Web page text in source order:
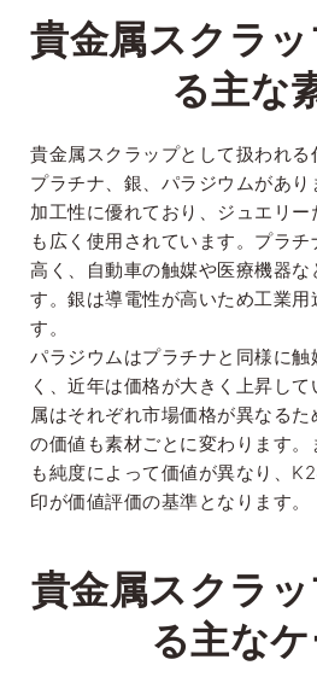
貴金属スクラ
る主な
貴金属スクラップとして扱われる
プラチナ、銀、パラジウムがあり
加工性に優れており、ジュエリ
も広く使用されています。プラ
高く、自動車の触媒や医療機器な
す。銀は導電性が高いため工業
す。
パラジウムはプラチナと同様に
く、近年は価格が大きく上昇し
属はそれぞれ市場価格が異なる
の価値も素材ごとに変わります。
も純度によって価値が異なり、
印が価値評価の基準となります。
貴金属スクラ
る主な